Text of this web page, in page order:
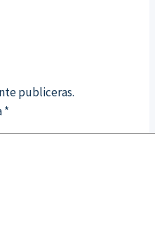
publiceras.
*